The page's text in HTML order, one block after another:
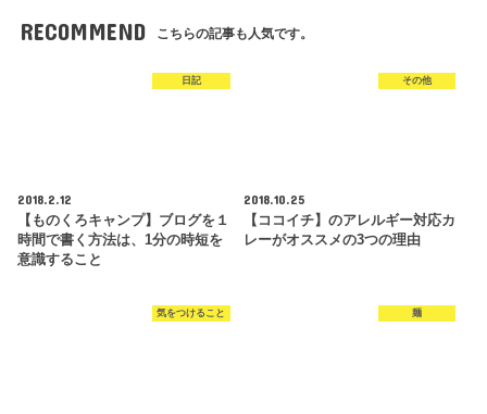
RECOMMEND こちらの記事も人気です。
日記
2018.2.12
【ものくろキャンプ】ブログを１
時間で書く方法は、1分の時短を
意識すること
その他
2018.10.25
【ココイチ】のアレルギー対応カ
レーがオススメの3つの理由
気をつけること 麺